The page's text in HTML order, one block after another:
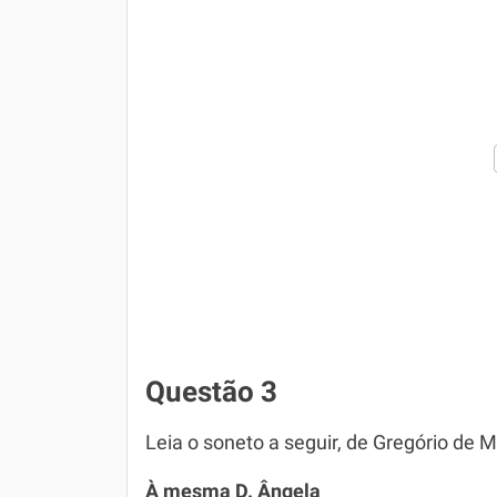
Questão 3
Leia o soneto a seguir, de Gregório de
À mesma D. Ângela